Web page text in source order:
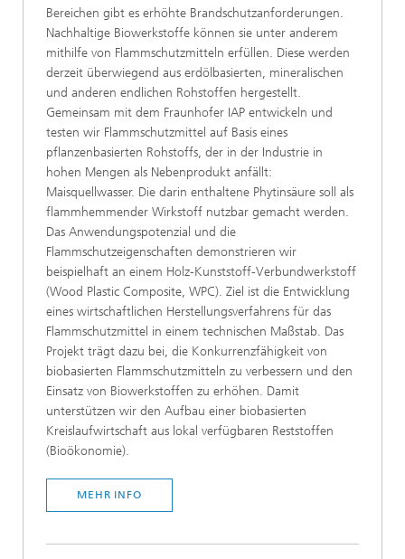
Bereichen gibt es erhöhte Brandschutzanforderungen.
Nachhaltige Biowerkstoffe können sie unter anderem
mithilfe von Flammschutzmitteln erfüllen. Diese werden
derzeit überwiegend aus erdölbasierten, mineralischen
und anderen endlichen Rohstoffen hergestellt.
Gemeinsam mit dem Fraunhofer IAP entwickeln und
testen wir Flammschutzmittel auf Basis eines
pflanzenbasierten Rohstoffs, der in der Industrie in
hohen Mengen als Nebenprodukt anfällt:
Maisquellwasser. Die darin enthaltene Phytinsäure soll als
flammhemmender Wirkstoff nutzbar gemacht werden.
Das Anwendungspotenzial und die
Flammschutzeigenschaften demonstrieren wir
beispielhaft an einem Holz-Kunststoff-Verbundwerkstoff
(Wood Plastic Composite, WPC). Ziel ist die Entwicklung
eines wirtschaftlichen Herstellungsverfahrens für das
Flammschutzmittel in einem technischen Maßstab. Das
Projekt trägt dazu bei, die Konkurrenzfähigkeit von
biobasierten Flammschutzmitteln zu verbessern und den
Einsatz von Biowerkstoffen zu erhöhen. Damit
unterstützen wir den Aufbau einer biobasierten
Kreislaufwirtschaft aus lokal verfügbaren Reststoffen
(Bioökonomie).
MEHR INFO